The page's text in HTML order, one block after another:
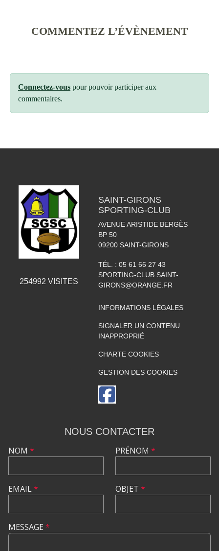
COMMENTEZ L’ÉVÈNEMENT
Connectez-vous pour pouvoir participer aux
commentaires.
254992 VISITES
SAINT-GIRONS
SPORTING-CLUB
AVENUE ARISTIDE BERGÈS
BP 50
09200 SAINT-GIRONS
TÉL. : 05 61 66 27 43
SPORTING-CLUB.SAINT-
GIRONS@ORANGE.FR
INFORMATIONS LÉGALES
SIGNALER UN CONTENU
INAPPROPRIÉ
CHARTE COOKIES
GESTION DES COOKIES
NOUS CONTACTER
NOM *
EMAIL*
PRÉNOM *
OBJET *
MESSAGE *